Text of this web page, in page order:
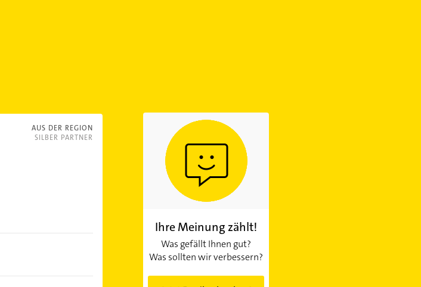
AUS DER REGION
SILBER PARTNER
Ihre Meinung zählt!
Was gefällt Ihnen gut?
Was sollten wir verbessern?